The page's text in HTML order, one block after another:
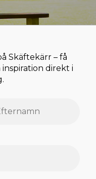
Skäftekärr – få
direkt i